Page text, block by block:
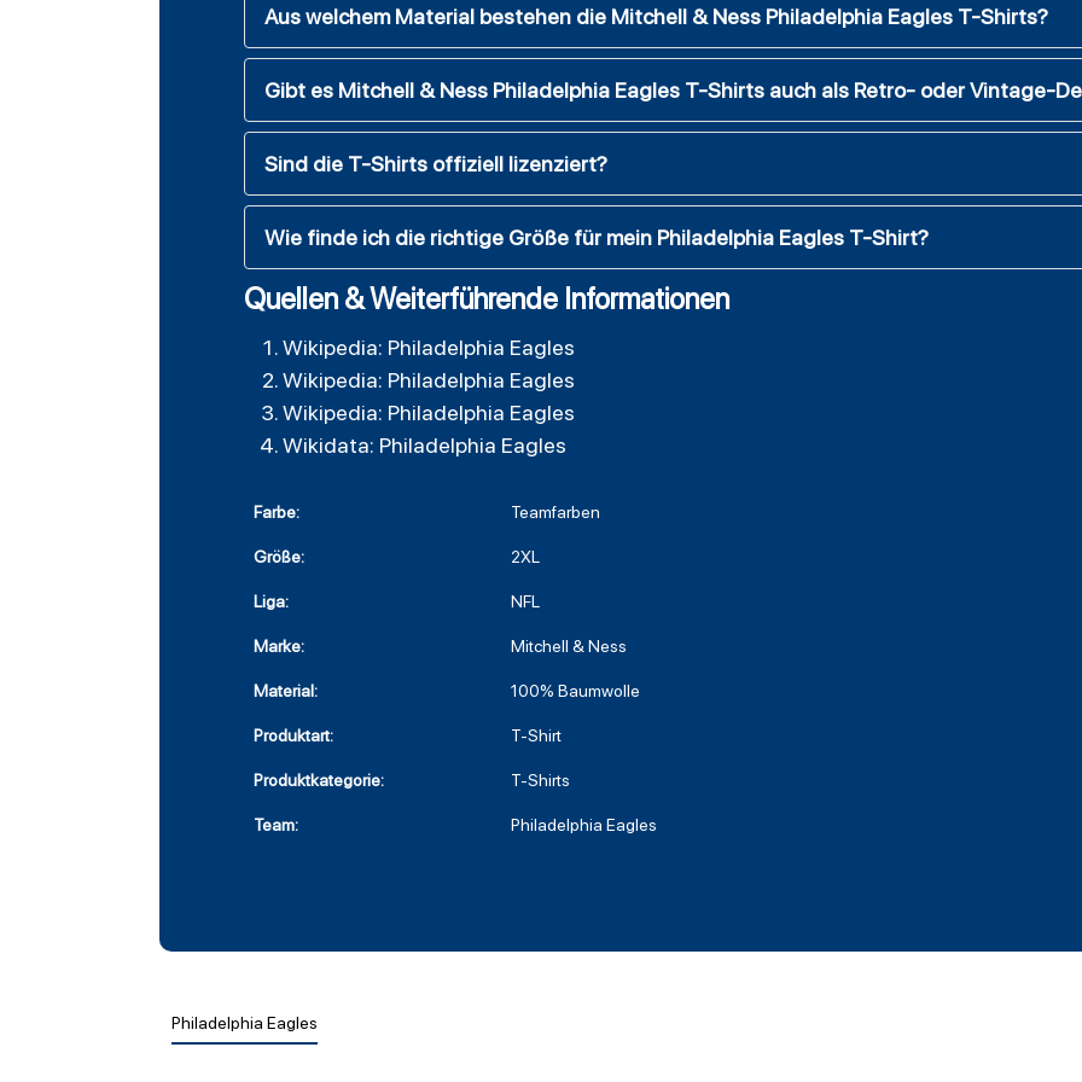
Aus welchem Material bestehen die Mitchell & Ness Philadelphia Eagles T-Shirts?
Gibt es Mitchell & Ness Philadelphia Eagles T-Shirts auch als Retro- oder Vintage-
Sind die T-Shirts offiziell lizenziert?
Wie finde ich die richtige Größe für mein Philadelphia Eagles T-Shirt?
Quellen & Weiterführende Informationen
Wikipedia: Philadelphia Eagles
Wikipedia: Philadelphia Eagles
Wikipedia: Philadelphia Eagles
Wikidata: Philadelphia Eagles
Farbe: Teamfarben
Größe: 2XL
Liga: NFL
Marke: Mitchell & Ness
Material: 100% Baumwolle
Produktart: T-Shirt
Produktkategorie: T-Shirts
Team: Philadelphia Eagles
Philadelphia Eagles